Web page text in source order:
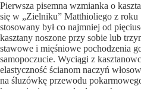
Pierwsza pisemna wzmianka o
się w „Zielniku” Matthioliego z
stosowany był co najmniej od
kasztany noszone przy sobie lub
stawowe i mięśniowe pochodzenia
samopoczucie. Wy­ciągi z
elastycz­ność ścianom naczyń
na śluzówkę przewodu